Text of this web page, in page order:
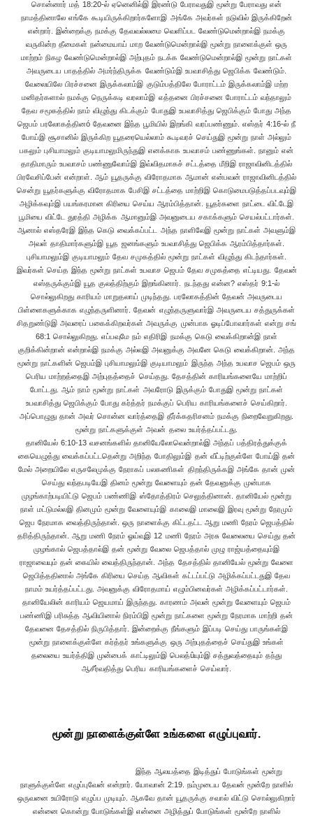
சொன்னார் மத் 18:20-ல் ஏனெனில்இ இரண்டு பேராவதுஇ மூன்று பேராவது என்
நாமத்தினாலே எங்கே கூடியிருக்கிறார்களோஇ அங்கே அவர்கள் நடுவில் இருக்கிறேன்
என்றார். இன்றைக்கு நமக்கு தேவவல்லமை வெளிப்பட வேண்டுமென்றால்இ நமக்கு
வருகின்ற தீமைகள் நன்மையாய் மாற வேண்டுமென்றால்இ மூன்று நாளைக்குள் ஒரு
மாற்றம் நிகழ வேண்டுமென்றால்இ அற்புதம் நடக்க வேண்டுமென்றால்இ மூன்று நாட்கள்
அவருடைய பாதத்தில் அமர்ந்திருக்க வேண்டும்இ உபவாசித்து ஜெபிக்க வேண்டும்.
வேலையிலே பிரச்சனை இருக்கலாம்இ குடும்பத்திலே போராட்டம் இருக்கலாம்இ மற்ற
மனிதர்களால் நமக்கு நெருக்கடி வரலாம்இ எத்தனை பிரச்சனை போராட்டம் வந்தாலும்
தேவ சமூகத்தில் நாம் விழுந்து கிடக்கும் போதுஇ உபவாசித்து ஜெபிக்கும் போது அந்த
ஜெபம் பரலோகத்தினó தேவனை இந்த பூமியில் இறங்கி வரப்பண்ணும். எஸ்தர் 4:16-ல் நீ
போய்இ சூசானில் இருக்கிற யூதரையெல்லாம் கூடிவரச் செய்துஇ மூன்று நாள் அல்லும்
பகலும் புசியாமலும் குடியாமலுமிருந்துஇ எனக்காக உபவாசம் பண்ணுங்கள். நானும் என்
தாதிமாரும் உபவாசம் பண்ணுவோம்இ இவ்விதமாகச் சட்டத்தை மீறிஇ ராஜாவினிடத்தில்
பிரவேசிப்பேன் என்றாள். ஆம் யூதருக்கு விரோதமாக ஆமான் என்பவன் ராஜாவினிடத்தில்
சென்று யூதர்களுக்கு விரோதமாக பேசிஇ சட்டத்தை மாற்றிஇ கொடுமைபடுத்தப்படவும்இ
அழிக்கவும்இ பயங்கரமான கிரியை செய்ய ஆரம்பித்தான். யூதர்களை நாட்டை விட்டேஇ
பூமியை விட்டே துரத்தி அழிக்க ஆமானும்இ அவனுடைய சகாக்களும் செயல்பட்டார்கள்.
ஆனால் எஸ்தரேஇ இந்த கெடு வைக்கப்பட்ட அந்த நாளிலேஇ மூன்று நாட்கள் அவளும்இ
அவள் தாதிமார்களும்இ யூத ஜனங்களும் உபவாசித்து ஜெபிக்க ஆரம்பித்தார்கள்.
புசியாமலும்இ குடியாமலும் தேவ சமுகத்தில் மூன்று நாட்கள் விழுந்து கிடந்தார்கள்.
இவர்கள் செய்த இந்த மூன்று நாட்கள் உபவாச ஜெபம் தேவ சமுகத்தை எட்டியது. தேவன்
எஸ்தருக்கும்இ யூத குலத்திற்கும் இறங்கினார். நடந்தது என்ன? எஸ்தர் 9:1-ல்
சொல்லுகிறது காரியம் மாறுதலாய் முடிந்தது. பரலோகத்தின் தேவன் அவருடைய
பிள்ளைகளுக்காக எழுந்தருளினார். தேவன் எழுந்தருளுவார்இ அவருடைய சத்துருக்கள்
சிதறுண்டுஇ அவரைப் பகைக்கிறவர்கள் அவருக்கு முன்பாக ஓடிப்போவார்கள் என்று சங்
68:1 சொல்லுகிறது. எப்பவுமே நம் எதிரிஇ நமக்கு கெடு வைக்கிறான்இ நாள்
குறிக்கின்றான் என்றால்இ நமக்கு அல்லஇ அவனுக்கு அவனே கெடு வைக்கிறான். அந்த
மூன்று நாட்களின் ஜெபம்இ புசியாமலும்இ குடியாமலும் இருந்த அந்த உபவாச ஜெபம் ஒரு
பெரிய மாற்றத்தைஇ அற்புதத்தைச் செய்தது. தேசத்தின் காரியங்களையே மாற்றிப்
போட்டது. ஆம் நாம் மூன்று நாட்கள் அவரோடு இருக்கும் போதுஇ மூன்று நாட்கள்
உபவாசித்து ஜெபிக்கும் போது கர்த்தர் நமக்குப் பெரிய காரியங்களைச் செய்கிறார்.
அப்பொழுது தான் அவர் சொன்ன வார்த்தைஇ தீர்க்கதரிசனம் நமக்கு நிறைவேறுகிறது.
மூன்று நாட்களுக்குள் அவன் தலை உயர்த்தப்பட்டது.
தானியேல் 6:10-13 வசனங்களில் தானியேலோவென்றால்இ அந்தப் பத்திரத்துக்குக்
கையெழுத்து வைக்கப்பட்டதென்று அறிந்த போதிலும்இ தன் வீட்டிற்குள்ளே போய்இ தன்
மேல் அறையிலே எருசலேமுக்கு நேராகப் பலகணிகள் திறந்திருக்கஇ அங்கே தான் முன்
செய்து வந்தபடியேஇ தினம் மூன்று வேளையும் தன் தேவனுக்கு முன்பாக
முழங்காற்படியிட்டு ஜெபம் பண்ணிஇ ஸ்தோத்திரம் செலுத்தினான். தானியேல் மூன்று
நாள் மட்டுமல்லஇ தினமும் மூன்று வேளையும்இ காலைஇ மாலைஇ இரவு மூன்று நேரமும்
ஜெப நேரமாக வைத்திருந்தான். ஒரு நாளைக்கு கிட்டதட்ட ஆறு மணி நேரம் ஜெபத்தில்
தரித்திருந்தான். ஆறு மணி நேரம் ஓய்வுஇ 12 மணி நேரம் அரசு வேலையை செய்து தன்
முழங்கால் ஜெபத்தால்இ தன் மூன்று வேலை ஜெபத்தால் முழு ராஜ்யத்தையும்இ
ராஜாவையும் தன் கையில் வைத்திருந்தான். அந்த தேசத்தில் தானியேல் மூன்று வேளை
ஜெபித்ததினால் அங்கே கிரியை செய்த ஆவிகள் கட்டப்பட்டு அழிக்கப்பட்டதுஇ தேவ
நாமம் உயர்த்தப்பட்டது. அவனுக்கு விரோதமாய் எழும்பினவர்கள் அழிக்கப்பட்டார்கள்.
தானியேலின் காரியம் ஜெயமாய் இருந்தது. காரணம் அவன் மூன்று வேளையும் ஜெபம்
பண்ணிஇ பரிசுத்த ஆவியினால் நிரம்பிஇ மூன்று நாட்களை மூன்று நேரமாக மாற்றி தன்
தேவனை தேசத்தில் நிருபித்தார். இன்றைக்கு நீங்களும் இப்படி செய்து பாருங்கள்இ
மூன்று நாளைக்குள்ளே கர்த்தர் உங்களுக்கு ஒரு அற்புதத்தைச் செய்துஇ உங்கள்
தலையை உயர்த்திஇ முன்பைக் காட்டிலும்இ பெலத்ûயும்இ சத்துவத்தையும் தந்து
ஆசீர்வதித்து பெரிய காரியங்களைச் செய்வார்.
மூன்று நாளைக்குள்ளே உங்களை எழுப்புவார்.
இந்த ஆலயத்தை இடித்துப் போடுங்கள் மூன்று
நாளுக்குள்ளே எழுப்புவேன் என்றார். யோவான் 2:19. நம்முடைய தேவன் மூன்றே நாளில்
ஒருவனை உயிரோடு எழுப்ப முடியும். ஆகவே தான் யூதருக்கு சவால் விட்டு சொல்லுகிறார்
என்னை கொன்று போடுங்கள்இ என்னை அழித்துப் போடுங்கள் மூன்றே நாளில்